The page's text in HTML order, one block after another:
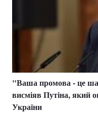
"Ваша промова - це
висміяв Путіна, який
України